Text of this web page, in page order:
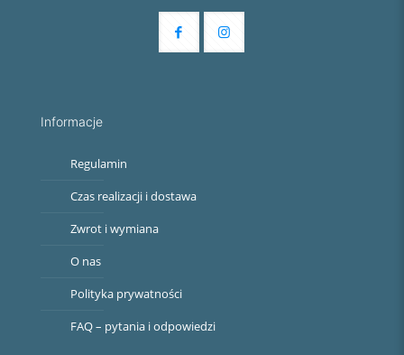
Informacje
Regulamin
Czas realizacji i dostawa
Zwrot i wymiana
O nas
Polityka prywatności
FAQ – pytania i odpowiedzi